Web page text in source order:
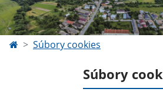
Súbory cookies
Súbory